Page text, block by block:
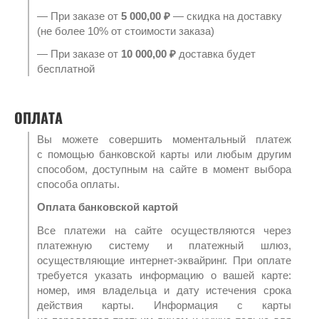
— При заказе от 5 000,00 ₽ — скидка на доставку
(не более 10% от стоимости заказа)
— При заказе от 10 000,00 ₽ доставка будет
бесплатной
ОПЛАТА
Вы можете совершить моментальный платеж
с помощью банковской карты или любым другим
способом, доступным на сайте в момент выбора
способа оплаты.
Оплата банковской картой
Все платежи на сайте осуществляются через
платежную систему и платежный шлюз,
осуществляющие интернет-эквайринг. При оплате
требуется указать информацию о вашей карте:
номер, имя владельца и дату истечения срока
действия карты. Информация с карты